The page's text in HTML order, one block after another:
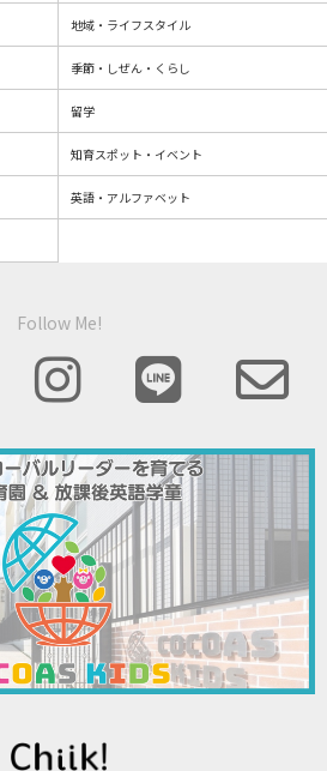
地域・ライフスタイル
季節・しぜん・くらし
留学
知育スポット・イベント
英語・アルファベット
Follow Me!